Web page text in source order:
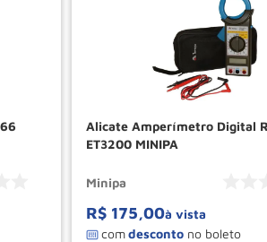
Alicate Amperímetro Digital
ET3200 MINIPA
Minipa
R$ 175,00à vista